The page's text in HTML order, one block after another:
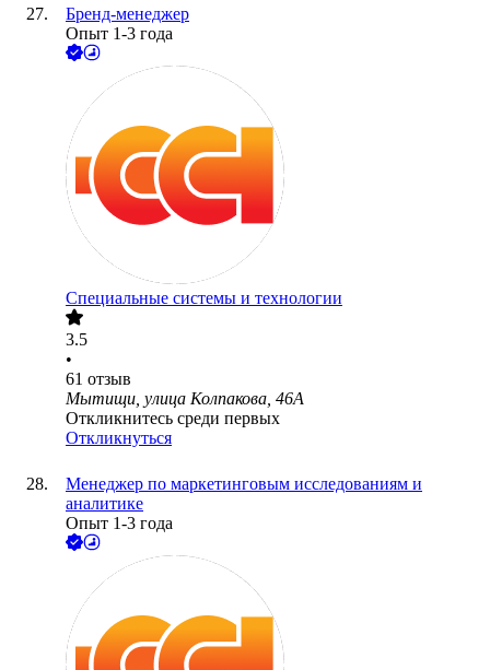
Бренд-менеджер
Опыт 1-3 года
Специальные системы и технологии
3.5
•
61 отзыв
Мытищи, улица Колпакова, 46А
Откликнитесь среди первых
Откликнуться
Менеджер по маркетинговым исследованиям и
аналитике
Опыт 1-3 года